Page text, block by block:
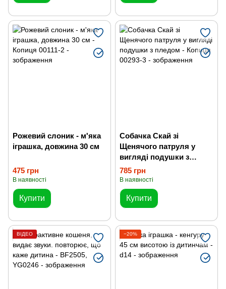
Рожевий слоник - м'яка
іграшка, довжина 30 см
475 грн
В наявності
Купити
Собачка Скай зі
Щенячого патруля у
вигляді подушки з
пледом
785 грн
В наявності
Купити
ВІДЕО −20%